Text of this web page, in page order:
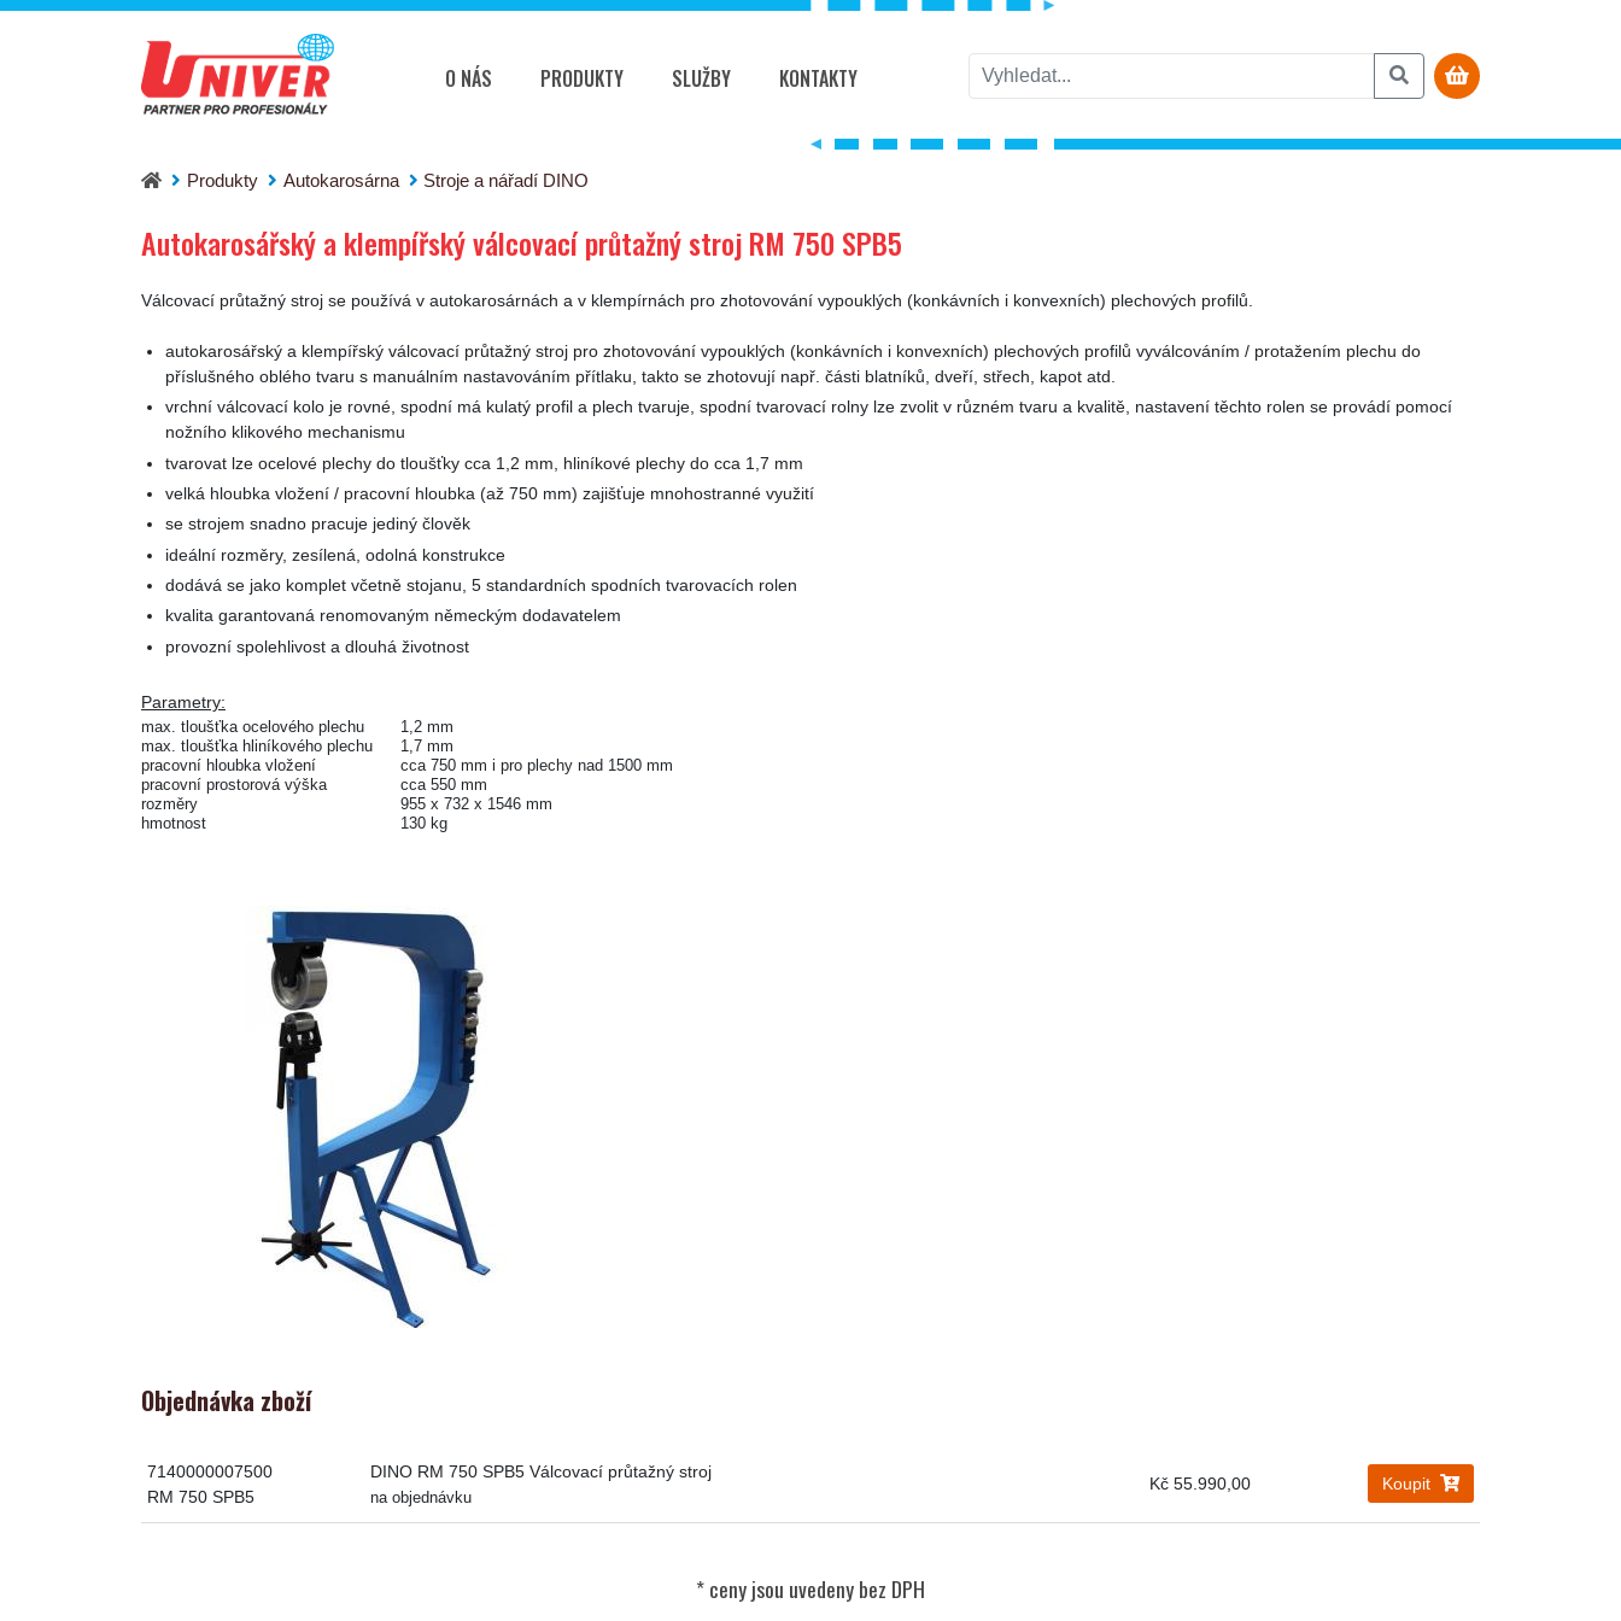
O NÁS PRODUKTY SLUŽBY KONTAKTY
Produkty Autokarosárna Stroje a nářadí DINO
Autokarosářský a klempířský válcovací průtažný stroj RM 750 SPB5
Autokarosářský a klempířský válcovací průtažný stroj RM 750 SPB5
Válcovací průtažný stroj se používá v autokarosárnách a v klempírnách pro zhotovování vypouklých (konkávních i konvexních) plechových profilů.
autokarosářský a klempířský válcovací průtažný stroj pro zhotovování vypouklých (konkávních i konvexních) plechových profilů vyválcováním / protažením plechu do
příslušného oblého tvaru s manuálním nastavováním přítlaku, takto se zhotovují např. části blatníků, dveří, střech, kapot atd.
vrchní válcovací kolo je rovné, spodní má kulatý profil a plech tvaruje, spodní tvarovací rolny lze zvolit v různém tvaru a kvalitě, nastavení těchto rolen se provádí pomocí
nožního klikového mechanismu
tvarovat lze ocelové plechy do tloušťky cca 1,2 mm, hliníkové plechy do cca 1,7 mm
velká hloubka vložení / pracovní hloubka (až 750 mm) zajišťuje mnohostranné využití
se strojem snadno pracuje jediný člověk
ideální rozměry, zesílená, odolná konstrukce
dodává se jako komplet včetně stojanu, 5 standardních spodních tvarovacích rolen
kvalita garantovaná renomovaným německým dodavatelem
provozní spolehlivost a dlouhá životnost
Parametry:
max. tloušťka ocelového plechu
max. tloušťka hliníkového plechu
pracovní hloubka vložení
pracovní prostorová výška
rozměry
hmotnost
1,2 mm
1,7 mm
cca 750 mm i pro plechy nad 1500 mm
cca 550 mm
955 x 732 x 1546 mm
130 kg
Objednávka zboží
7140000007500
RM 750 SPB5
DINO RM 750 SPB5 Válcovací průtažný stroj
na objednávku
Kč 55.990,00 Koupit